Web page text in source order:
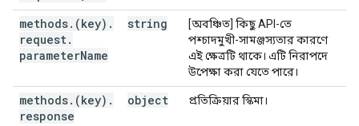
methods. (key) .
request.
parameterName
string
[অবঞ্চিত] কিছু API-তে
পশ্চাদমুখী-সামঞ্জস্যতার কারণে
এই ক্ষেত্রটি থাকে। এটি নিরাপদে
উপেক্ষা করা যেতে পারে।
methods. (key) .
response
object প্রতিক্রিয়ার স্কিমা।